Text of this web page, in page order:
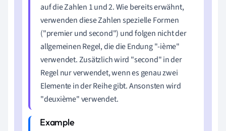
auf die Zahlen 1 und 2. Wie bereits erwähnt,
verwenden diese Zahlen spezielle Formen
("premier und second") und folgen nicht der
allgemeinen Regel, die die Endung "-ième"
verwendet. Zusätzlich wird "second" in der
Regel nur verwendet, wenn es genau zwei
Elemente in der Reihe gibt. Ansonsten wird
"deuxième" verwendet.